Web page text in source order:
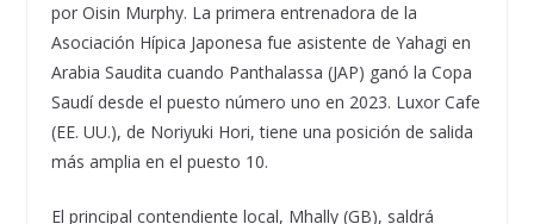
por Oisin Murphy. La primera entrenadora de la
Asociación Hípica Japonesa fue asistente de Yahagi en
Arabia Saudita cuando Panthalassa (JAP) ganó la Copa
Saudí desde el puesto número uno en 2023. Luxor Cafe
(EE. UU.), de Noriyuki Hori, tiene una posición de salida
más amplia en el puesto 10.
El principal contendiente local, Mhally (GB), saldrá